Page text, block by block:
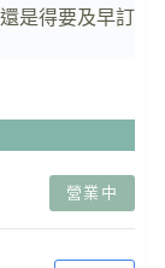
是得要及早訂
營業中